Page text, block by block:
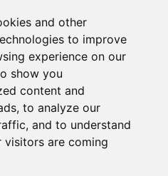
and other
to improve
experience on our
show you
content and
to analyze our
and to understand
visitors are coming
اتصل بإحدى الخدمات المتاحة.
تسجيل الدخول بمفتاح مرور
تسجيل الدخول باستخدام UACF
تسجيل الدخول باستخدام Decathlon
تسجيل الدخول باستخدام Withings